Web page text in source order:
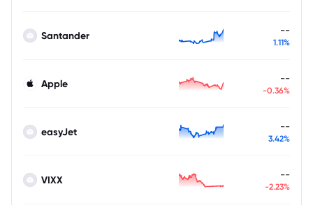
Santander --
1.11%
Apple --
-0.36%
easyJet --
3.42%
VIXX --
-2.23%